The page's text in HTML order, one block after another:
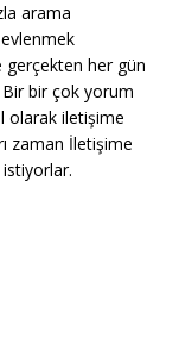
arama
gerçekten her gün
Bir bir çok yorum
olarak iletişime
zaman İletişime